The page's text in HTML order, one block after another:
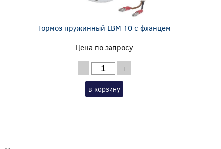
Тормоз пружинный EBM 10 с фланцем
Цена по запросу
- +
в корзину